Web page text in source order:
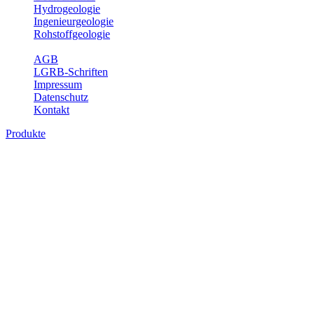
Hydrogeologie
Ingenieurgeologie
Rohstoffgeologie
AGB
LGRB-Schriften
Impressum
Datenschutz
Kontakt
Produkte